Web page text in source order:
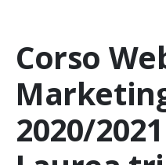
Corso
2020/